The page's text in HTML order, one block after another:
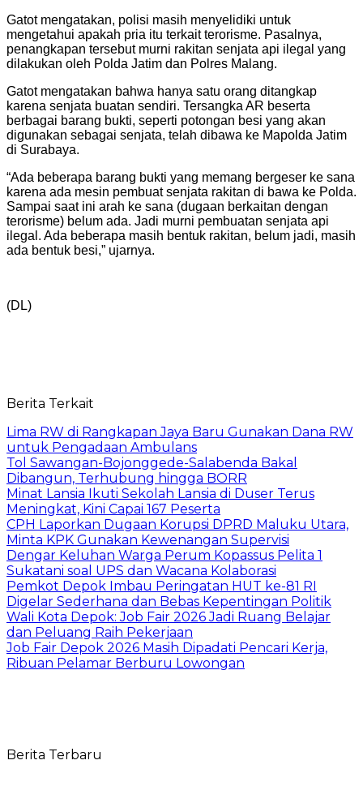
Gatot mengatakan, polisi masih menyelidiki untuk
mengetahui apakah pria itu terkait terorisme. Pasalnya,
penangkapan tersebut murni rakitan senjata api ilegal yang
dilakukan oleh Polda Jatim dan Polres Malang.
Gatot mengatakan bahwa hanya satu orang ditangkap
karena senjata buatan sendiri. Tersangka AR beserta
berbagai barang bukti, seperti potongan besi yang akan
digunakan sebagai senjata, telah dibawa ke Mapolda Jatim
di Surabaya.
“Ada beberapa barang bukti yang memang bergeser ke sana
karena ada mesin pembuat senjata rakitan di bawa ke Polda.
Sampai saat ini arah ke sana (dugaan berkaitan dengan
terorisme) belum ada. Jadi murni pembuatan senjata api
ilegal. Ada beberapa masih bentuk rakitan, belum jadi, masih
ada bentuk besi,” ujarnya.
(DL)
Berita Terkait
Lima RW di Rangkapan Jaya Baru Gunakan Dana RW
untuk Pengadaan Ambulans
Tol Sawangan-Bojonggede-Salabenda Bakal
Dibangun, Terhubung hingga BORR
Minat Lansia Ikuti Sekolah Lansia di Duser Terus
Meningkat, Kini Capai 167 Peserta
CPH Laporkan Dugaan Korupsi DPRD Maluku Utara,
Minta KPK Gunakan Kewenangan Supervisi
Dengar Keluhan Warga Perum Kopassus Pelita 1
Sukatani soal UPS dan Wacana Kolaborasi
Pemkot Depok Imbau Peringatan HUT ke-81 RI
Digelar Sederhana dan Bebas Kepentingan Politik
Wali Kota Depok: Job Fair 2026 Jadi Ruang Belajar
dan Peluang Raih Pekerjaan
Job Fair Depok 2026 Masih Dipadati Pencari Kerja,
Ribuan Pelamar Berburu Lowongan
Berita Terbaru